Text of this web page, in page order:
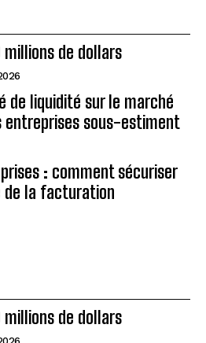
millions de dollars
de liquidité sur le marché
entreprises sous-estiment
: comment sécuriser
de la facturation
millions de dollars